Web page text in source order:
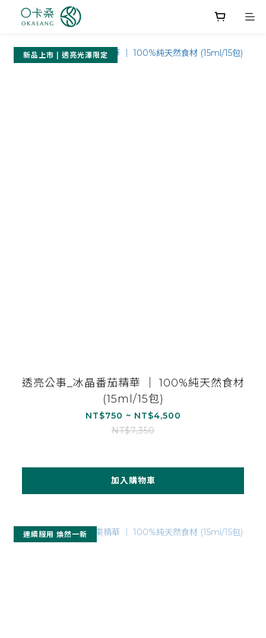
新品上市 | 透亮光澤限定
透亮公事_冰晶番茄精華 ｜ 100%純天然食材
(15ml/15包)
NT$750 ~ NT$4,500
NT$7,350
加入購物車
連續服用 煥然一新